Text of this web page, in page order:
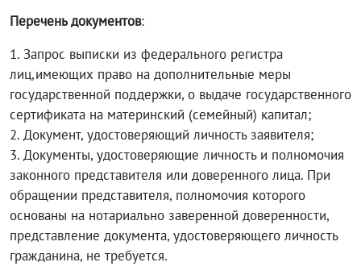
Перечень документов:
1. Запрос выписки из федерального регистра
лиц,имеющих право на дополнительные меры
государственной поддержки, о выдаче государственного
сертификата на материнский (семейный) капитал;
2. Документ, удостоверяющий личность заявителя;
3. Документы, удостоверяющие личность и полномочия
законного представителя или доверенного лица. При
обращении представителя, полномочия которого
основаны на нотариально заверенной доверенности,
представление документа, удостоверяющего личность
гражданина, не требуется.